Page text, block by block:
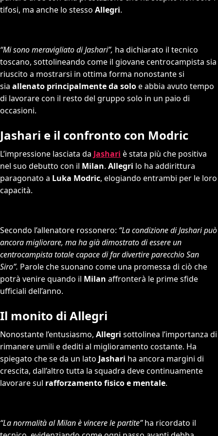
tifosi, ma anche lo stesso Allegri.
“Mi sono meravigliato di Jashari”, ha dichiarato il tecnico
toscano, sottolineando come il giovane centrocampista sia
riuscito a mostrarsi in ottima forma nonostante si
sia allenato principalmente da soloe abbia avuto tempo
di lavorare con il resto del gruppo solo in un paio di
occasioni.
Jashari e il confronto con Modric
L’impressione lasciata da Jashari è stata più che positiva
nel suo debutto con il Milan. Allegri lo ha addirittura
paragonato a Luka Modric, elogiando entrambi per le loro
capacità.
Secondo l’allenatore rossonero: “La condizione di Jashari può
ancora migliorare, ma ha già dimostrato di essere un
centrocampista totale capace di far divertire parecchio San
Siro”. Parole che suonano come una promessa di ciò che
potrà venire quando il Milan affronterà le prime sfide
ufficiali dell’anno.
Il monito di Allegri
Nonostante l’entusiasmo, Allegri sottolinea l’importanza di
rimanere umili e dediti al miglioramento costante. Ha
spiegato che se da un lato Jashari ha ancora margini di
crescita, dall’altro tutta la squadra deve continuamente
lavorare sul rafforzamento fisico e mentale.
“La normalità al Milan è vincere le partite”ha ricordato il